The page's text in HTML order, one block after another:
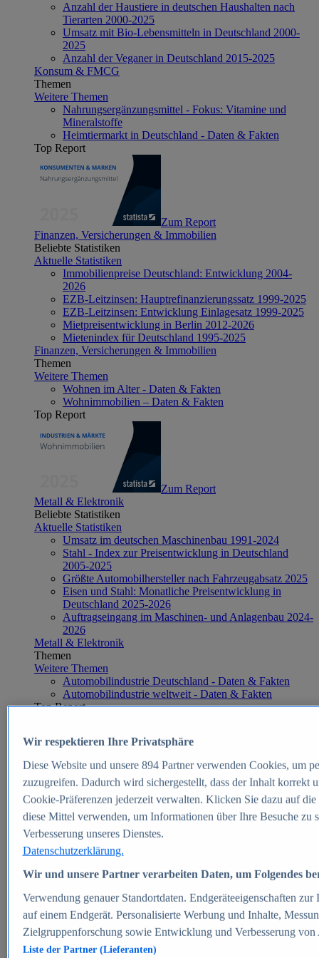
Anzahl der Haustiere in deutschen Haushalten nach
Tierarten 2000-2025
Umsatz mit Bio-Lebensmitteln in Deutschland 2000-
2025
Anzahl der Veganer in Deutschland 2015-2025
Konsum & FMCG
Themen
Weitere Themen
Nahrungsergänzungsmittel - Fokus: Vitamine und
Mineralstoffe
Heimtiermarkt in Deutschland - Daten & Fakten
Top Report
Zum Report
Finanzen, Versicherungen & Immobilien
Beliebte Statistiken
Aktuelle Statistiken
Immobilienpreise Deutschland: Entwicklung 2004-
2026
EZB-Leitzinsen: Hauptrefinanzierungssatz 1999-2025
EZB-Leitzinsen: Entwicklung Einlagesatz 1999-2025
Mietpreisentwicklung in Berlin 2012-2026
Mietenindex für Deutschland 1995-2025
Finanzen, Versicherungen & Immobilien
Themen
Weitere Themen
Wohnen im Alter - Daten & Fakten
Wohnimmobilien – Daten & Fakten
Top Report
Zum Report
Metall & Elektronik
Beliebte Statistiken
Aktuelle Statistiken
Umsatz im deutschen Maschinenbau 1991-2024
Stahl - Index zur Preisentwicklung in Deutschland
2005-2025
Größte Automobilhersteller nach Fahrzeugabsatz 2025
Eisen und Stahl: Monatliche Preisentwicklung in
Deutschland 2025-2026
Auftragseingang im Maschinen- und Anlagenbau 2024-
2026
Metall & Elektronik
Themen
Weitere Themen
Automobilindustrie Deutschland - Daten & Fakten
Automobilindustrie weltweit - Daten & Fakten
Top Report
Zum Report
E-commerce
Beliebte Statistiken
Aktuelle Statistiken
E-Commerce - Entwicklung des Umsatzes in
Deutschland 1999-2025
Umsatz von Amazon in Deutschland und weltweit
2010-2025
B2C-E-Commerce: Top-50 Online Shops in
Deutschland 2024
Marktanteile von Online-Zahlungsverfahren in
Deutschland 2024
Umsatzstarke Warengruppen im Online-Handel in
Deutschland 2023-2025
Wir respektieren Ihre Privatsphäre
Diese Website und unsere 894Partner verwenden Cookies, um
zuzugreifen. Dadurch wird sichergestellt, dass der Inhalt korrekt
Cookie-Präferenzen jederzeit verwalten. Klicken Sie dazu auf
diese Mittel verwenden, um Informationen über Ihre Besuche
Verbesserung unseres Dienstes.
Datenschutzerklärung.
Wir und unsere Partner verarbeiten Daten, um Folgendes
Verwendung genauer Standortdaten. Endgeräteeigenschaften
auf einem Endgerät. Personalisierte Werbung und Inhalte,
Zielgruppenforschung sowie Entwicklung und Verbesserung von
Liste der Partner (Lieferanten)